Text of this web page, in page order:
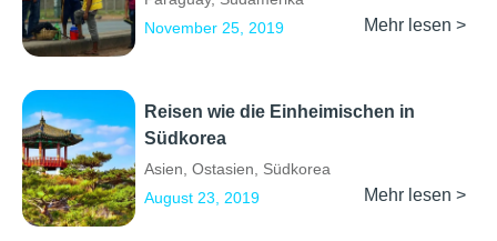
November 25, 2019
Mehr lesen >
Reisen wie die Einheimischen in
Südkorea
Asien, Ostasien, Südkorea
August 23, 2019
Mehr lesen >